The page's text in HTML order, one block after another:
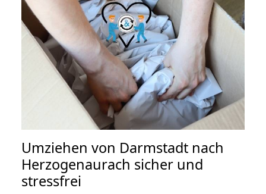
Umziehen von Darmstadt nach
Herzogenaurach sicher und
stressfrei